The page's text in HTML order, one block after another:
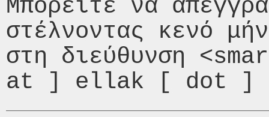
Μπορείτε να
στέλνοντας κενό
στη διεύθυνση